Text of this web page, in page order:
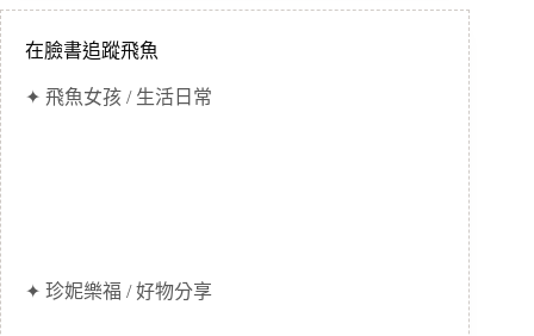
在臉書追蹤飛魚
✦ 飛魚女孩 / 生活日常
✦ 珍妮樂福 / 好物分享